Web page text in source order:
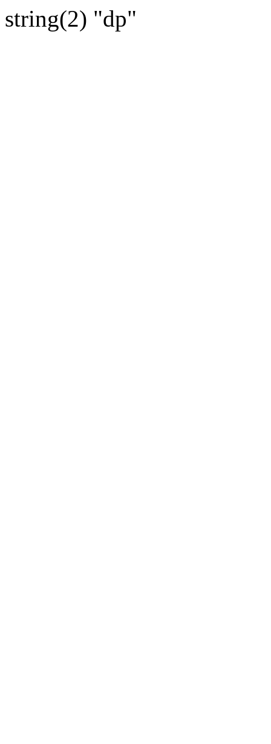
string(2) "dp"